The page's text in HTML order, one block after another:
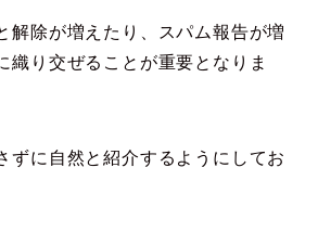
解除が増えたり、スパム報告が増
織り交ぜることが重要となりま
ずに自然と紹介するようにしてお